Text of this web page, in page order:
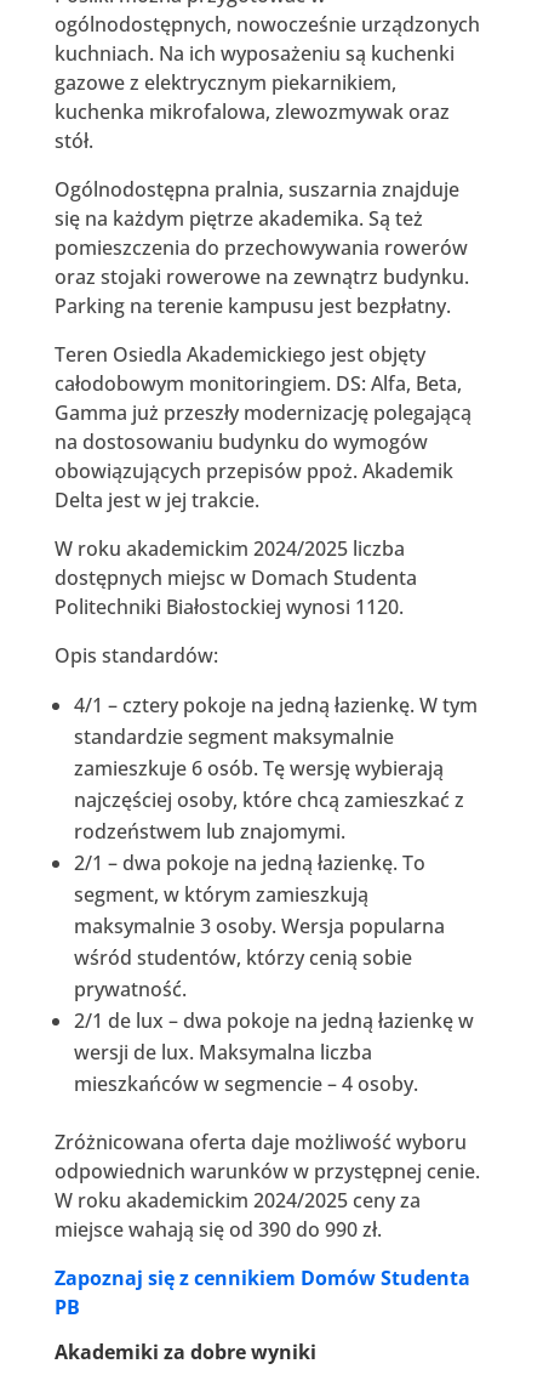
ogólnodostępnych, nowocześnie urządzonych
kuchniach. Na ich wyposażeniu są kuchenki
gazowe z elektrycznym piekarnikiem,
kuchenka mikrofalowa, zlewozmywak oraz
stół.
Ogólnodostępna pralnia, suszarnia znajduje
się na każdym piętrze akademika. Są też
pomieszczenia do przechowywania rowerów
oraz stojaki rowerowe na zewnątrz budynku.
Parking na terenie kampusu jest bezpłatny.
Teren Osiedla Akademickiego jest objęty
całodobowym monitoringiem. DS: Alfa, Beta,
Gamma już przeszły modernizację polegającą
na dostosowaniu budynku do wymogów
obowiązujących przepisów ppoż. Akademik
Delta jest w jej trakcie.
W roku akademickim 2024/2025 liczba
dostępnych miejsc w Domach Studenta
Politechniki Białostockiej wynosi 1120.
Opis standardów:
4/1 – cztery pokoje na jedną łazienkę. W tym
standardzie segment maksymalnie
zamieszkuje 6 osób. Tę wersję wybierają
najczęściej osoby, które chcą zamieszkać z
rodzeństwem lub znajomymi.
2/1 – dwa pokoje na jedną łazienkę. To
segment, w którym zamieszkują
maksymalnie 3 osoby. Wersja popularna
wśród studentów, którzy cenią sobie
prywatność.
2/1 de lux – dwa pokoje na jedną łazienkę w
wersji de lux. Maksymalna liczba
mieszkańców w segmencie – 4 osoby.
Zróżnicowana oferta daje możliwość wyboru
odpowiednich warunków w przystępnej cenie.
W roku akademickim 2024/2025 ceny za
miejsce wahają się od 390 do 990 zł.
Zapoznaj się z cennikiem Domów Studenta
PB
Akademiki za dobre wyniki